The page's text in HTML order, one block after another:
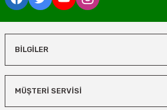
BİLGİLER
MÜŞTERİ SERVİSİ